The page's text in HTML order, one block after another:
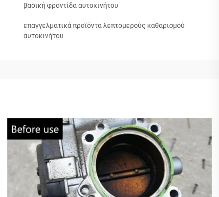
βασική φροντίδα αυτοκινήτου
επαγγελματικά προϊόντα λεπτομερούς καθαρισμού
αυτοκινήτου